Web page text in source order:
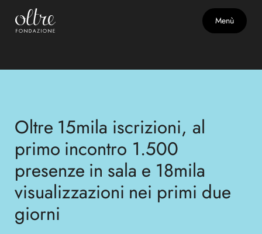
Menù
Adolescence e la community
Oltre
Oltre 15mila
15mila iscrizioni, al
iscrizioni, al
primo
primo incontro 1.500
incontro 1.500
presenze
presenze in
in sala
sala e
e 18mila
18mila
visualizzazioni
visualizzazioni nei
nei primi
primi due
due
giorni
giorni